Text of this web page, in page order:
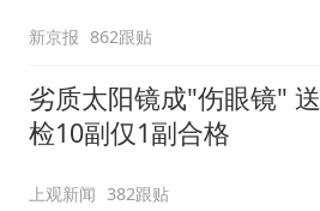
新京报 862跟贴
劣质太阳镜成"伤眼镜" 送
检10副仅1副合格
上观新闻 382跟贴